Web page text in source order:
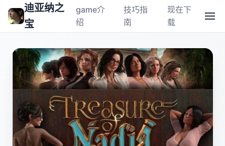
迪亚纳之
宝
game介
绍
技巧指
南
现在下
载